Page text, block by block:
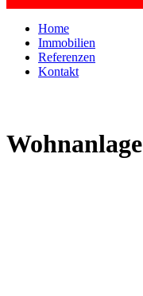
Home
Immobilien
Referenzen
Kontakt
Wohnanlage